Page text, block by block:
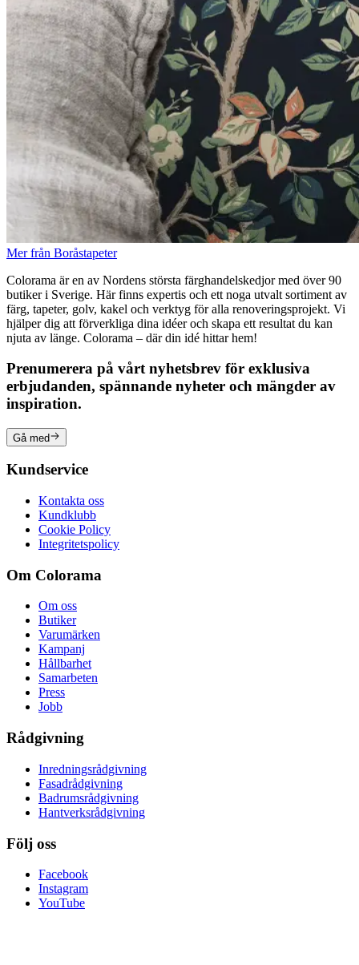
Mer från Boråstapeter
Colorama är en av Nordens största färghandelskedjor med över 90
butiker i Sverige. Här finns expertis och ett noga utvalt sortiment av
färg, tapeter, golv, kakel och verktyg för alla renoveringsprojekt. Vi
hjälper dig att förverkliga dina idéer och skapa ett resultat du kan
njuta av länge. Colorama – där din idé hittar hem!
Prenumerera på vårt nyhetsbrev för exklusiva
erbjudanden, spännande nyheter och mängder av
inspiration.
Gå med
Kundservice
Kontakta oss
Kundklubb
Cookie Policy
Integritetspolicy
Om Colorama
Om oss
Butiker
Varumärken
Kampanj
Hållbarhet
Samarbeten
Press
Jobb
Rådgivning
Inredningsrådgivning
Fasadrådgivning
Badrumsrådgivning
Hantverksrådgivning
Följ oss
Facebook
Instagram
YouTube